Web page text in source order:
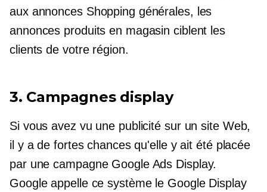
aux annonces Shopping générales, les
annonces produits en magasin ciblent les
clients de votre région.
3. Campagnes display
Si vous avez vu une publicité sur un site Web,
il y a de fortes chances qu'elle y ait été placée
par une campagne Google Ads Display.
Google appelle ce système le Google Display